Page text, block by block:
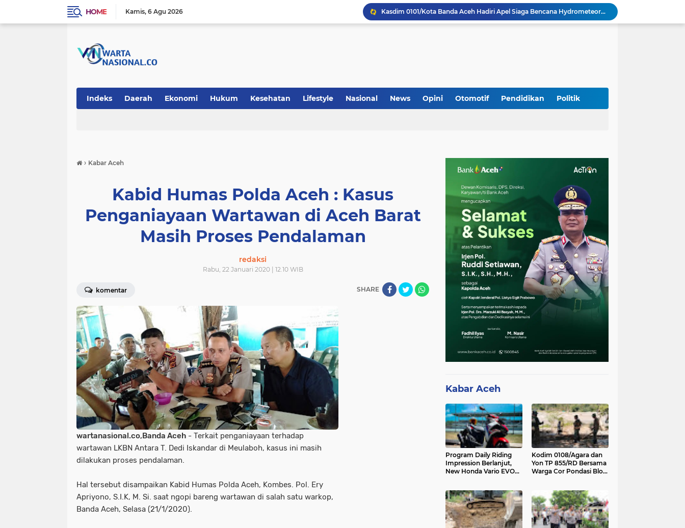
HOME Kamis 6 Agu 2026
Koramil Seulimeum Hadiri Rapat Persiapan HUT Ke-81 Kemerdekaan RI Tingkat Kecamatan
Babinsa Jalin Komunikasi dengan Aparatur Gampong, Perkuat Sinergi Membangun Desa
Kodim Kota Banda Aceh Gelar Sidang Usul Kenaikan Pangkat Bintara dan Tamtama Periode 1 April 2027
Indeks Daerah Ekonomi Hukum Kesehatan Lifestyle Nasional News Opini Otomotif Pendidikan Politik
› Kabar Aceh
Kabid Humas Polda Aceh : Kasus
Penganiayaan Wartawan di Aceh Barat
Masih Proses Pendalaman
redaksi
Rabu, 22 Januari 2020 | 12.10 WIB
komentar SHARE
wartanasional.co,Banda Aceh - Terkait penganiayaan terhadap
wartawan LKBN Antara T. Dedi Iskandar di Meulaboh, kasus ini masih
dilakukan proses pendalaman.
Hal tersebut disampaikan Kabid Humas Polda Aceh, Kombes. Pol. Ery
Apriyono, S.I.K, M. Si. saat ngopi bareng wartawan di salah satu warkop,
Banda Aceh, Selasa (21/1/2020).
Kabar Aceh
Program Daily Riding
Impression Berlanjut,
New Honda Vario EVO
Kodim 0108/Agara dan
Yon TP 855/RD Bersama
Warga Cor Pondasi Blok
Ger, Aceh Tenggara